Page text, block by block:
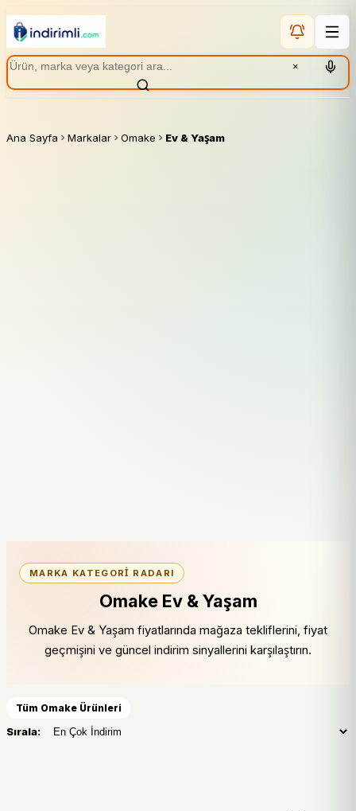
×
Ana Sayfa Markalar Omake Ev & Yaşam
MARKA KATEGORI RADARI
Omake Ev & Yaşam
Omake Ev & Yaşam fiyatlarında mağaza tekliflerini, fiyat
geçmişini ve güncel indirim sinyallerini karşılaştırın.
Tüm Omake Ürünleri
Sırala: